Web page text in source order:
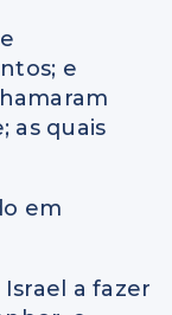
e
as quais
em
a fazer